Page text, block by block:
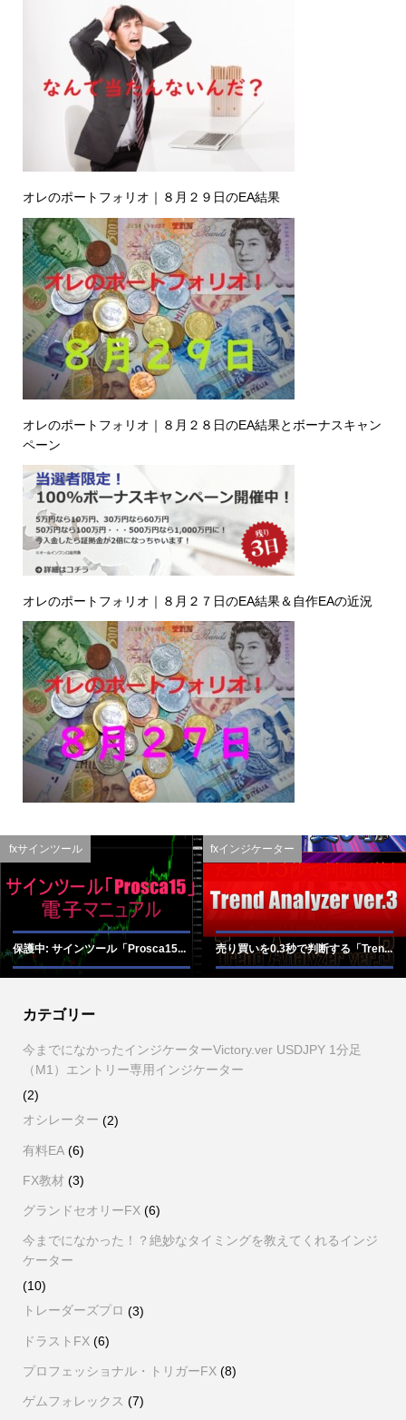
オレのポートフォリオ｜８月２９日のEA結果
オレのポートフォリオ｜８月２８日のEA結果とボーナスキャン
ペーン
オレのポートフォリオ｜８月２７日のEA結果＆自作EAの近況
fxサインツール
保護中: サインツール「Prosca15...
fxインジケーター
売り買いを0.3秒で判断する「Tren...
カテゴリー
今までになかったインジケーターVictory.ver USDJPY 1分足
（M1）エントリー専用インジケーター
(2)
オシレーター (2)
有料EA(6)
FX教材(3)
グランドセオリーFX(6)
今までになかった！？絶妙なタイミングを教えてくれるインジ
ケーター
(10)
トレーダーズプロ (3)
ドラストFX(6)
プロフェッショナル・トリガーFX(8)
ゲムフォレックス (7)